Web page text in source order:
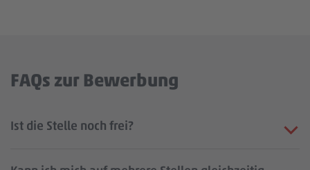
FAQs zur Bewerbung
Ist die Stelle noch frei?